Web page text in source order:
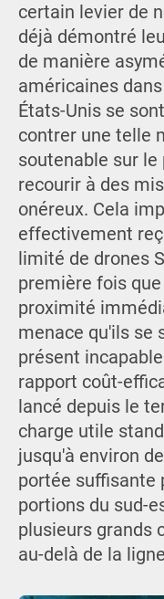
certain levier de
déjà démontré
de manière
américaines
États-Unis se
contrer une telle
soutenable sur le
recourir à des
onéreux. Cela
effectivement
limité de drones
première fois
proximité
menace qu'ils se
présent
rapport coût-
lancé depuis le
charge utile
jusqu'à environ
portée suffisante
portions du sud-
plusieurs grands
au-delà de la